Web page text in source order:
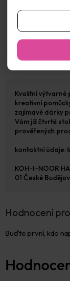
Hodnocení
Buďte první, kdo
Kvalitní
kreativní
zajímavé dárky
Vám již čtvrté
prověřených
kontaktní údaje:
KOH-I-NOOR
01 České